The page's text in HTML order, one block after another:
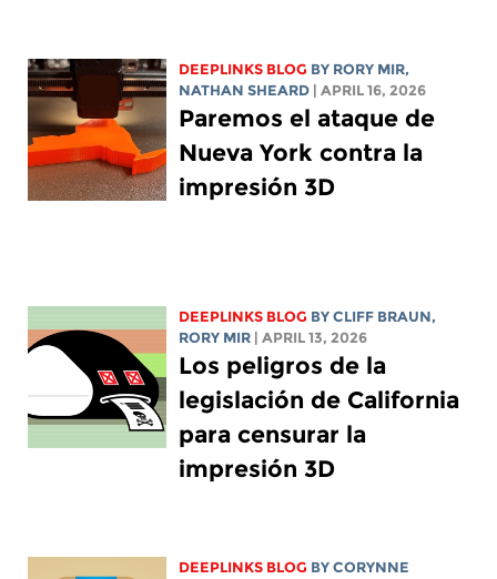
DEEPLINKS BLOG BY RORY MIR,
NATHAN SHEARD
| APRIL 16, 2026
Paremos el ataque de
Nueva York contra la
impresión 3D
DEEPLINKS BLOG BY CLIFF BRAUN,
RORY MIR
| APRIL 13, 2026
Los peligros de la
legislación de California
para censurar la
impresión 3D
DEEPLINKS BLOG BYCORYNNE